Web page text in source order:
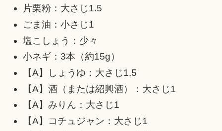
片栗粉：大さじ1.5
ごま油：小さじ1
塩こしょう：少々
小ネギ：3本（約15g）
【A】しょうゆ：大さじ1.5
【A】酒（または紹興酒）：大さじ1
【A】みりん：大さじ1
【A】コチュジャン：大さじ1